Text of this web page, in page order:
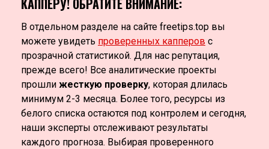
КАППЕРУ! ОБРАТИТЕ ВНИМАНИЕ:
В отдельном разделе на сайте freetips.top вы
можете увидеть проверенных капперов с
прозрачной статистикой. Для нас репутация,
прежде всего! Все аналитические проекты
прошли жесткую проверку, которая длилась
минимум 2-3 месяца. Более того, ресурсы из
белого списка остаются под контролем и сегодня,
наши эксперты отслеживают результаты
каждого прогноза. Выбирая проверенного